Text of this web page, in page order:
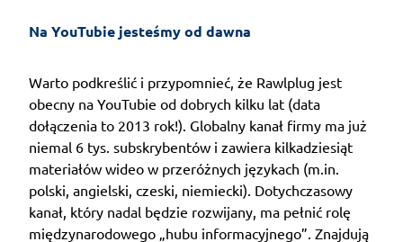
Na YouTubie jesteśmy od dawna
Warto podkreślić i przypomnieć, że Rawlplug jest
obecny na YouTubie od dobrych kilku lat (data
dołączenia to 2013 rok!). Globalny kanał firmy ma już
niemal 6 tys. subskrybentów i zawiera kilkadziesiąt
materiałów wideo w przeróżnych językach (m.in.
polski, angielski, czeski, niemiecki). Dotychczasowy
kanał, który nadal będzie rozwijany, ma pełnić rolę
międzynarodowego „hubu informacyjnego”. Znajdują